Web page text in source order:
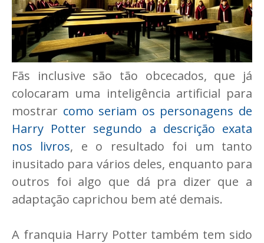
Fãs inclusive são tão obcecados, que já
colocaram uma inteligência artificial para
mostrar como seriam os personagens de
Harry Potter segundo a descrição exata
nos livros, e o resultado foi um tanto
inusitado para vários deles, enquanto para
outros foi algo que dá pra dizer que a
adaptação caprichou bem até demais.
A franquia Harry Potter também tem sido